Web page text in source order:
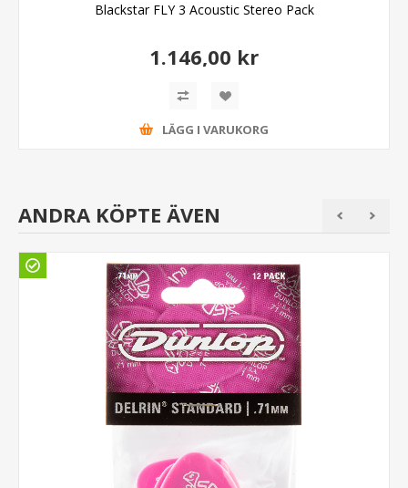
Blackstar FLY 3 Acoustic Stereo Pack
1.146,00 kr
LÄGG I VARUKORG
ANDRA KÖPTE ÄVEN